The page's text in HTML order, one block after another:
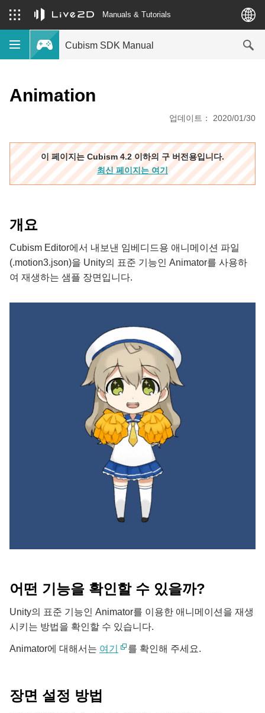
Manuals & Tutorials
Cubism SDK Manual
Animation
업데이트： 2020/01/30
이 페이지는 Cubism 4.2 이하의 구 버전용입니다.
최신 페이지는 여기
개요
Cubism Editor에서 내보낸 임베디드용 애니메이션 파일
(.motion3.json)을 Unity의 표준 기능인 Animator를 사용하
여 재생하는 샘플 장면입니다.
어떤 기능을 확인할 수 있을까?
Unity의 표준 기능인 Animator를 이용한 애니메이션을 재생
시키는 방법을 확인할 수 있습니다.
Animator에 대해서는 여기 를 확인해 주세요.
장면 설정 방법